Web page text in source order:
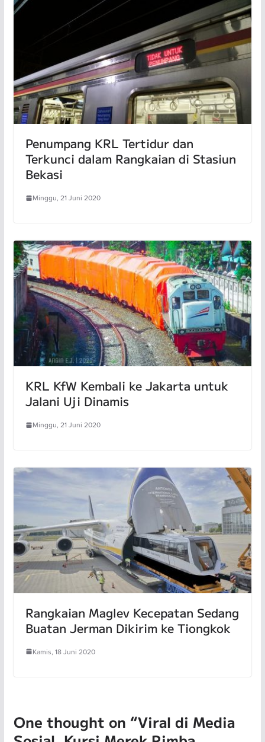
Penumpang KRL Tertidur dan
Terkunci dalam Rangkaian di Stasiun
Bekasi
Minggu, 21 Juni 2020
KRL KfW Kembali ke Jakarta untuk
Jalani Uji Dinamis
Minggu, 21 Juni 2020
Rangkaian Maglev Kecepatan Sedang
Buatan Jerman Dikirim ke Tiongkok
Kamis, 18 Juni 2020
One thought on “Viral di Media